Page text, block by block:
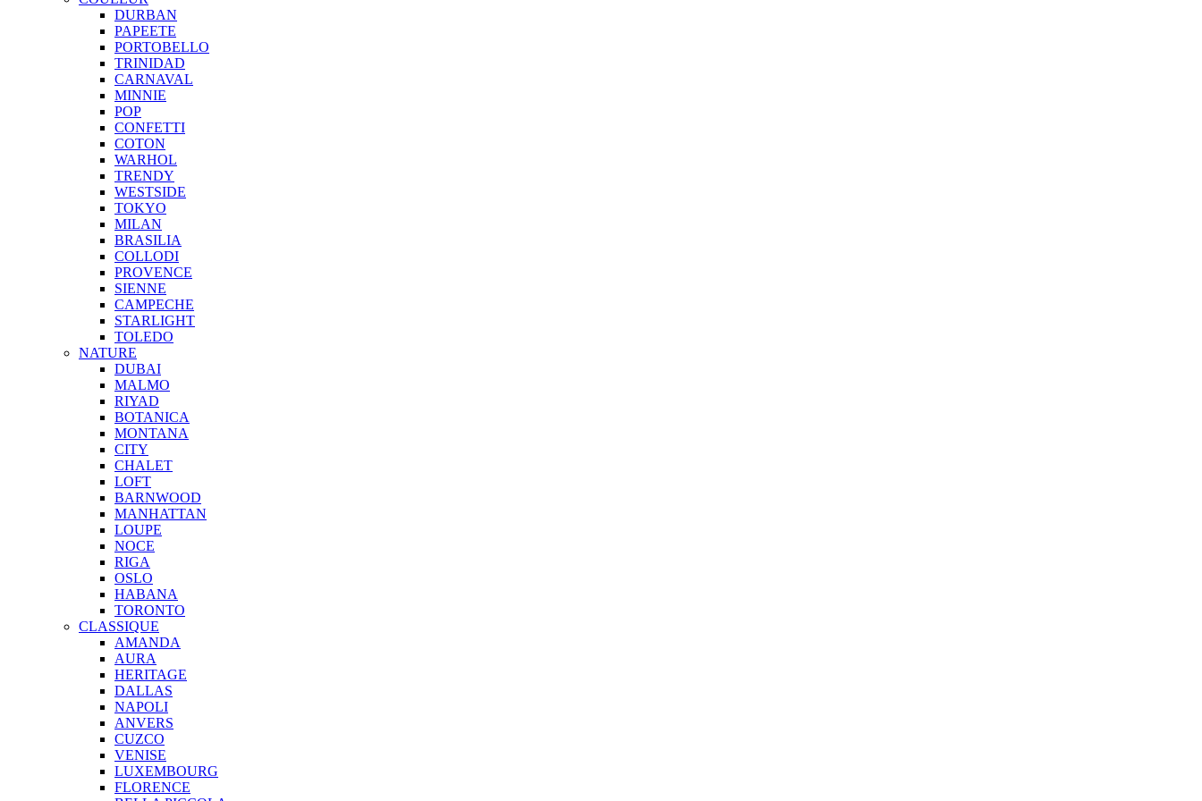
DURBAN
PAPEETE
PORTOBELLO
TRINIDAD
CARNAVAL
MINNIE
POP
CONFETTI
COTON
WARHOL
TRENDY
WESTSIDE
TOKYO
MILAN
BRASILIA
COLLODI
PROVENCE
SIENNE
CAMPECHE
STARLIGHT
TOLEDO
NATURE
DUBAI
MALMO
RIYAD
BOTANICA
MONTANA
CITY
CHALET
LOFT
BARNWOOD
MANHATTAN
LOUPE
NOCE
RIGA
OSLO
HABANA
TORONTO
CLASSIQUE
AMANDA
AURA
HERITAGE
DALLAS
NAPOLI
ANVERS
CUZCO
VENISE
LUXEMBOURG
FLORENCE